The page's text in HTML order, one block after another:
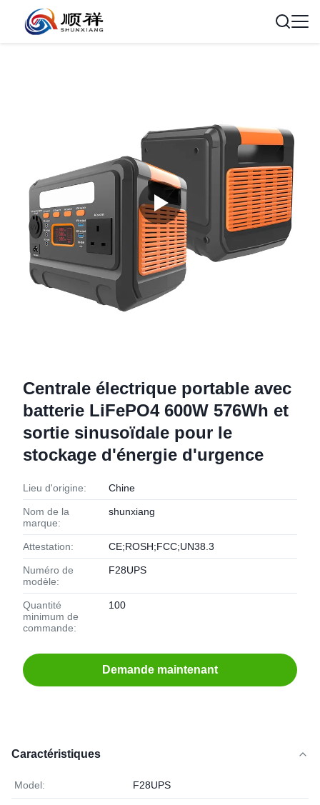
Centrale électrique portable avec
batterie LiFePO4 600W 576Wh et
sortie sinusoïdale pour le
stockage d'énergie d'urgence
Lieu d'origine: Chine
Nom de la
marque:
shunxiang
Attestation: CE;ROSH;FCC;UN38.3
Numéro de
modèle:
F28UPS
Quantité
minimum de
commande:
100
Demande maintenant
Caractéristiques
Model: F28UPS